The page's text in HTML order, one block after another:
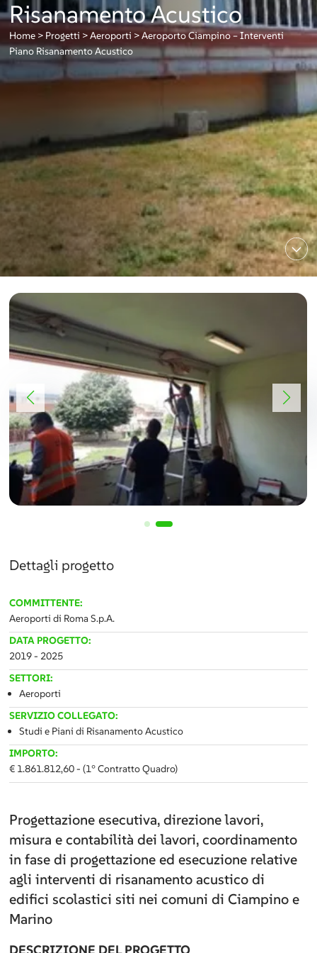
Risanamento Acustico
Home > Progetti >Aeroporti >Aeroporto Ciampino – Interventi
Piano Risanamento Acustico
Dettagli progetto
COMMITTENTE:
Aeroporti di Roma S.p.A.
DATA PROGETTO:
2019 - 2025
SETTORI:
Aeroporti
SERVIZIO COLLEGATO:
Studi e Piani di Risanamento Acustico
IMPORTO:
€ 1.861.812,60 - (1° Contratto Quadro)
Progettazione esecutiva, direzione lavori,
misura e contabilità dei lavori, coordinamento
in fase di progettazione ed esecuzione relative
agli interventi di risanamento acustico di
edifici scolastici siti nei comuni di Ciampino e
Marino
DESCRIZIONE DEL PROGETTO